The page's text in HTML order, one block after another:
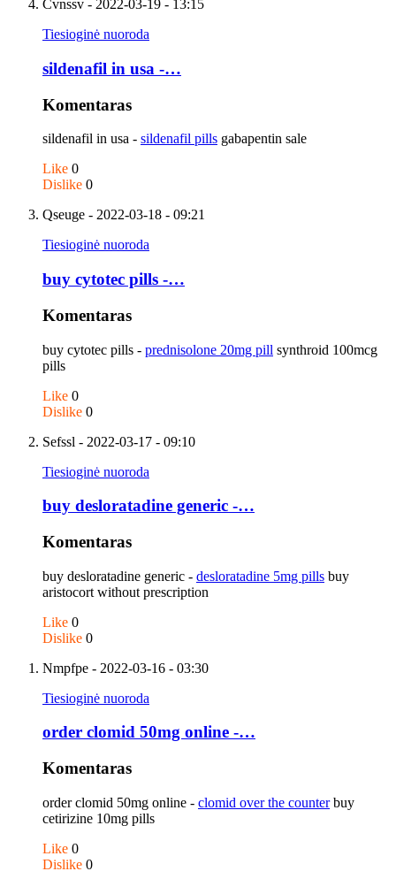
Cvnssv - 2022-03-19 - 13:15
Tiesioginė nuoroda
sildenafil in usa -…
Komentaras
sildenafil in usa - sildenafil pills gabapentin sale
Like 0
Dislike 0
Qseuge - 2022-03-18 - 09:21
Tiesioginė nuoroda
buy cytotec pills -…
Komentaras
buy cytotec pills - prednisolone 20mg pill synthroid 100mcg
pills
Like 0
Dislike 0
Sefssl - 2022-03-17 - 09:10
Tiesioginė nuoroda
buy desloratadine generic -…
Komentaras
buy desloratadine generic - desloratadine 5mg pills buy
aristocort without prescription
Like 0
Dislike 0
Nmpfpe - 2022-03-16 - 03:30
Tiesioginė nuoroda
order clomid 50mg online -…
Komentaras
order clomid 50mg online - clomid over the counterbuy
cetirizine 10mg pills
Like 0
Dislike 0